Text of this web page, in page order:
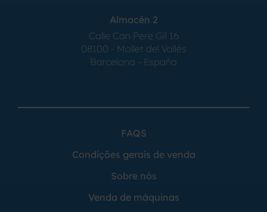
Almacén 2
Calle Can Pere Gil 16
08100 - Mollet del Vallés
Barcelona - España
FAQS
Condições gerais de venda
Sobre nós
Venda de máquinas